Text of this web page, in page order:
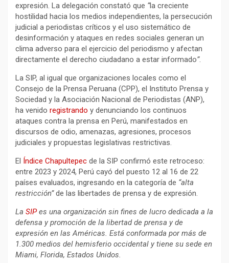
expresión. La delegación constató que “la creciente
hostilidad hacia los medios independientes, la persecución
judicial a periodistas críticos y el uso sistemático de
desinformación y ataques en redes sociales generan un
clima adverso para el ejercicio del periodismo y afectan
directamente el derecho ciudadano a estar informado”.
La SIP, al igual que organizaciones locales como el
Consejo de la Prensa Peruana (CPP), el Instituto Prensa y
Sociedad y la Asociación Nacional de Periodistas (ANP),
ha venido registrando y denunciando los continuos
ataques contra la prensa en Perú, manifestados en
discursos de odio, amenazas, agresiones, procesos
judiciales y propuestas legislativas restrictivas.
El Índice Chapultepec de la SIP confirmó este retroceso:
entre 2023 y 2024, Perú cayó del puesto 12 al 16 de 22
países evaluados, ingresando en la categoría de “alta
restricción”de las libertades de prensa y de expresión.
La SIPes una organización sin fines de lucro dedicada a la
defensa y promoción de la libertad de prensa y de
expresión en las Américas. Está conformada por más de
1.300 medios del hemisferio occidental y tiene su sede en
Miami, Florida, Estados Unidos.